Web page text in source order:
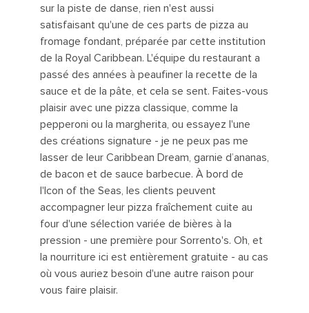
sur la piste de danse, rien n'est aussi
satisfaisant qu'une de ces parts de pizza au
fromage fondant, préparée par cette institution
de la Royal Caribbean. L'équipe du restaurant a
passé des années à peaufiner la recette de la
sauce et de la pâte, et cela se sent. Faites-vous
plaisir avec une pizza classique, comme la
pepperoni ou la margherita, ou essayez l'une
des créations signature - je ne peux pas me
lasser de leur Caribbean Dream, garnie d’ananas,
de bacon et de sauce barbecue. À bord de
l'Icon of the Seas, les clients peuvent
accompagner leur pizza fraîchement cuite au
four d'une sélection variée de bières à la
pression - une première pour Sorrento's. Oh, et
la nourriture ici est entièrement gratuite - au cas
où vous auriez besoin d'une autre raison pour
vous faire plaisir.